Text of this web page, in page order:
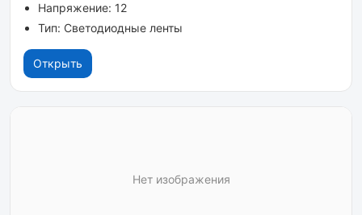
Напряжение: 12
Тип: Светодиодные ленты
Открыть
Нет изображения